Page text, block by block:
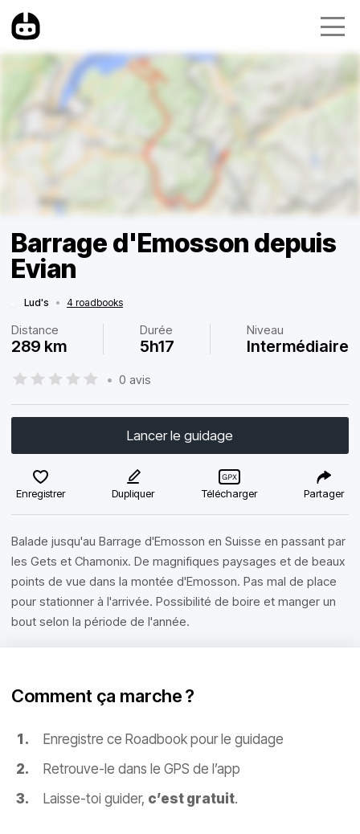
Barrage d'Emosson depuis
Evian
Lud's • 4 roadbooks
Distance
289 km
Durée
5h17
Niveau
Intermédiaire
• 0 avis
Lancer le guidage
Enregistrer Dupliquer Télécharger Partager
Balade jusqu'au Barrage d'Emosson en Suisse en passant par
les Gets et Chamonix. De magnifiques paysages et de beaux
points de vue dans la montée d'Emosson. Pas mal de place
pour stationner à l'arrivée. Possibilité de boire et manger un
bout selon la période de l'année.
Comment ça marche ?
Enregistre ce Roadbook pour le guidage
Retrouve-le dans le GPS de l’app
Laisse-toi guider, c’est gratuit.